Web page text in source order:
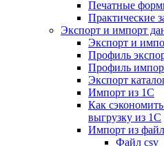
Печатные
Практические
Экспорт и импорт
Экспорт и
Профиль
Профиль
Экспорт
Импорт из 1С
Как
выгрузку из 1С
Импорт из
Файл csv